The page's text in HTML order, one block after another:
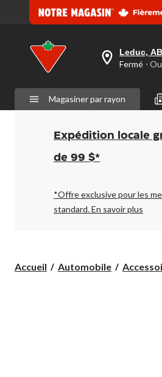
votre
est
Leduc,
AB,
Fermé,
Ouverture
à
pour
changer
Leduc, AB
Fermé
Magasiner par rayon
Expédition locale
de 99 $*
*Offre exclusive pour les
standard.En savoir plus
Accueil Automobile